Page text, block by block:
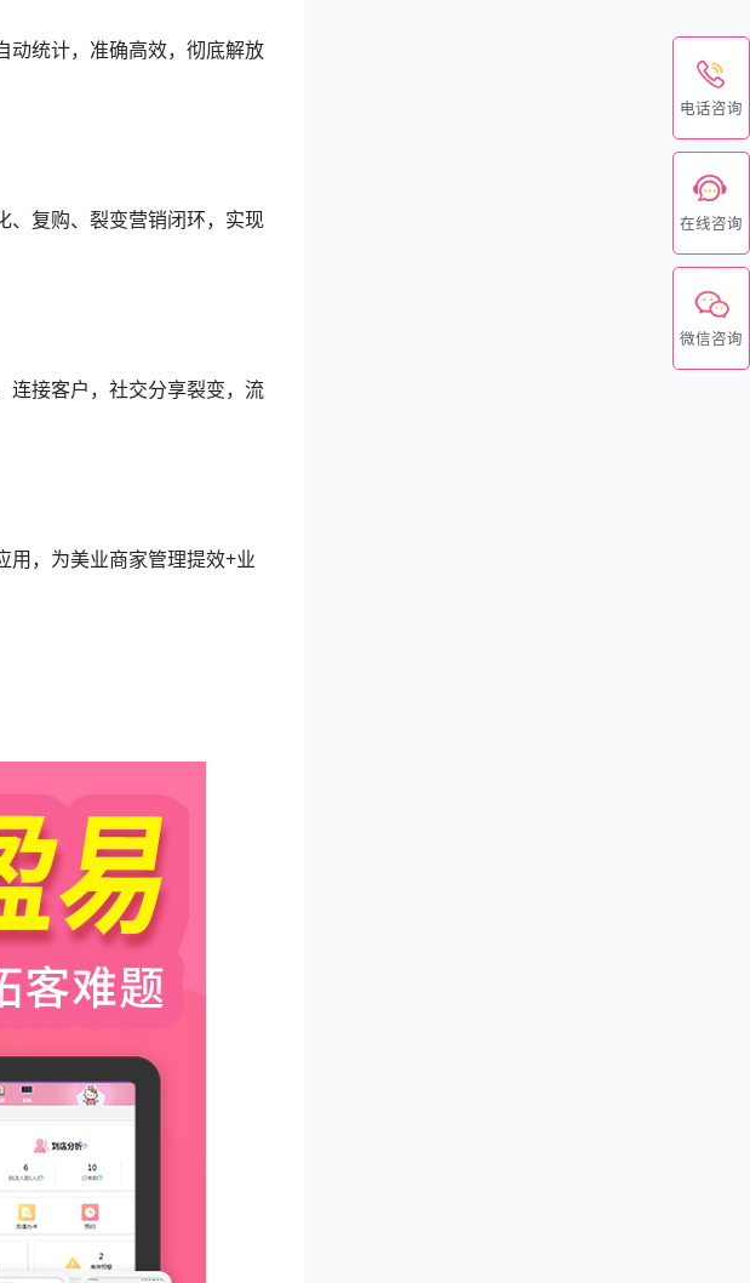
动统计，准确高效，彻底解放
、复购、裂变营销闭环，实现
连接客户，社交分享裂变，流
用，为美业商家管理提效+业
电话咨询
在线咨询
微信咨询